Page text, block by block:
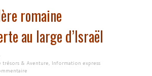
romaine
au large d’Israël
trésors & Aventure, Information express